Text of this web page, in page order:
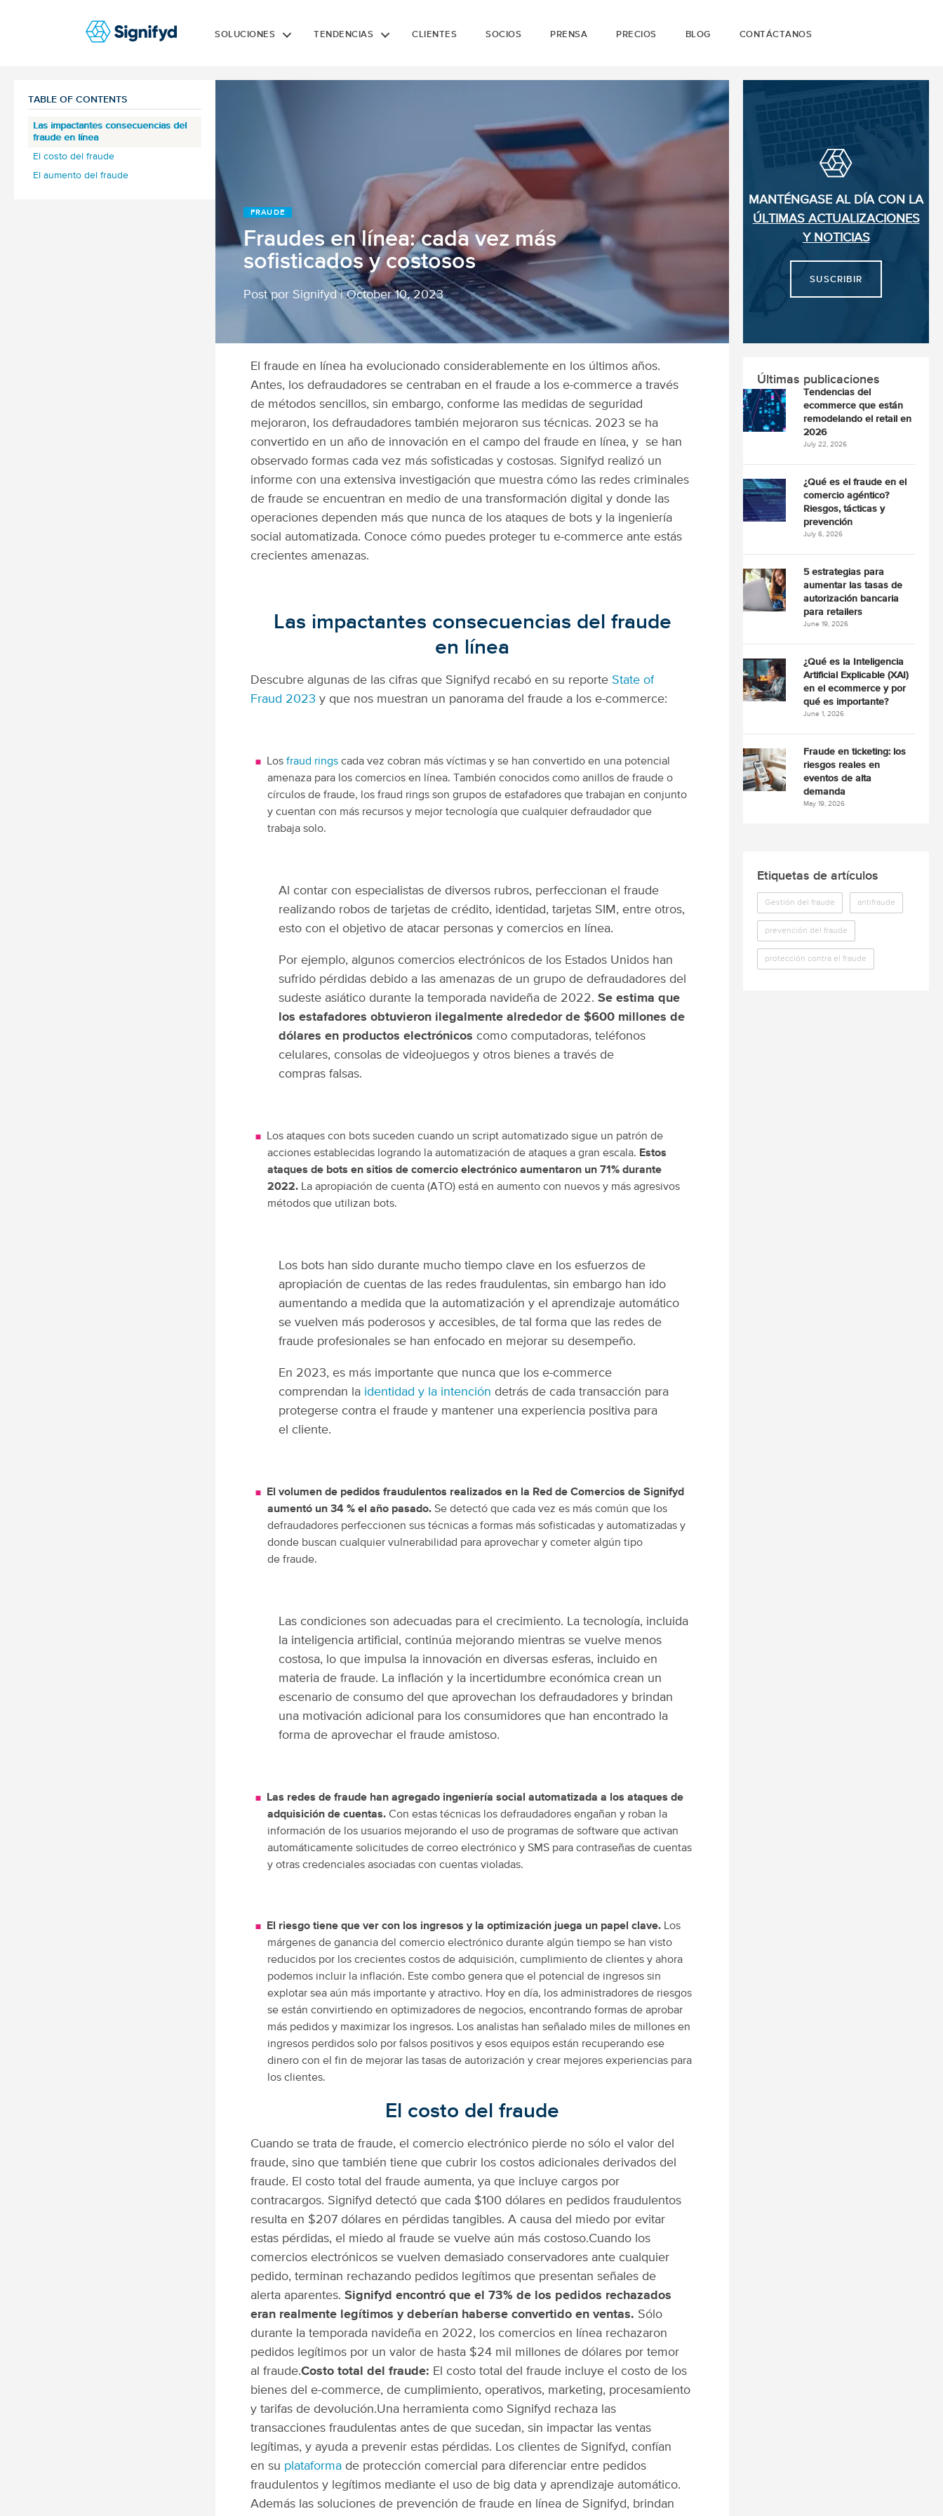
SOLUCIONES TENDENCIAS CLIENTES SOCIOS PRENSA PRECIOS BLOG CONTÁCTANOS
TABLE OF CONTENTS
Las impactantes consecuencias del
fraude en línea
El costo del fraude
El aumento del fraude
FRAUDE
Fraudes en línea: cada vez más
sofisticados y costosos
Post por Signifyd|October 10, 2023
MANTÉNGASE AL DÍA CON LA
ÚLTIMAS ACTUALIZACIONES
Y NOTICIAS
SUSCRIBIR
El fraude en línea ha evolucionado considerablemente en los últimos años.
Antes, los defraudadores se centraban en el fraude a los e-commerce a través
de métodos sencillos, sin embargo, conforme las medidas de seguridad
mejoraron, los defraudadores también mejoraron sus técnicas. 2023 se ha
convertido en un año de innovación en el campo del fraude en línea, y se han
observado formas cada vez más sofisticadas y costosas. Signifyd realizó un
informe con una extensiva investigación que muestra cómo las redes criminales
de fraude se encuentran en medio de una transformación digital y donde las
operaciones dependen más que nunca de los ataques de bots y la ingeniería
social automatizada. Conoce cómo puedes proteger tu e-commerce ante estás
crecientes amenazas.
Las impactantes consecuencias del fraude
en línea
Descubre algunas de las cifras que Signifyd recabó en su reporte State of
Fraud 2023 y que nos muestran un panorama del fraude a los e-commerce:
Los fraud rings cada vez cobran más víctimas y se han convertido en una potencial
amenaza para los comercios en línea. También conocidos como anillos de fraude o
círculos de fraude, los fraud rings son grupos de estafadores que trabajan en conjunto
y cuentan con más recursos y mejor tecnología que cualquier defraudador que
trabaja solo.
Al contar con especialistas de diversos rubros, perfeccionan el fraude
realizando robos de tarjetas de crédito, identidad, tarjetas SIM, entre otros,
esto con el objetivo de atacar personas y comercios en línea.
Por ejemplo, algunos comercios electrónicos de los Estados Unidos han
sufrido pérdidas debido a las amenazas de un grupo de defraudadores del
sudeste asiático durante la temporada navideña de 2022. Se estima que
los estafadores obtuvieron ilegalmente alrededor de $600 millones de
dólares en productos electrónicos como computadoras, teléfonos
celulares, consolas de videojuegos y otros bienes a través de
compras falsas.
Los ataques con bots suceden cuando un script automatizado sigue un patrón de
acciones establecidas logrando la automatización de ataques a gran escala. Estos
ataques de bots en sitios de comercio electrónico aumentaron un 71% durante
2022.La apropiación de cuenta (ATO) está en aumento con nuevos y más agresivos
métodos que utilizan bots.
Los bots han sido durante mucho tiempo clave en los esfuerzos de
apropiación de cuentas de las redes fraudulentas, sin embargo han ido
aumentando a medida que la automatización y el aprendizaje automático
se vuelven más poderosos y accesibles, de tal forma que las redes de
fraude profesionales se han enfocado en mejorar su desempeño.
En 2023, es más importante que nunca que los e-commerce
comprendan la identidad y la intención detrás de cada transacción para
protegerse contra el fraude y mantener una experiencia positiva para
el cliente.
El volumen de pedidos fraudulentos realizados en la Red de Comercios de Signifyd
aumentó un 34 % el año pasado. Se detectó que cada vez es más común que los
defraudadores perfeccionen sus técnicas a formas más sofisticadas y automatizadas y
donde buscan cualquier vulnerabilidad para aprovechar y cometer algún tipo
de fraude.
Las condiciones son adecuadas para el crecimiento. La tecnología, incluida
la inteligencia artificial, continúa mejorando mientras se vuelve menos
costosa, lo que impulsa la innovación en diversas esferas, incluido en
materia de fraude. La inflación y la incertidumbre económica crean un
escenario de consumo del que aprovechan los defraudadores y brindan
una motivación adicional para los consumidores que han encontrado la
forma de aprovechar el fraude amistoso.
Las redes de fraude han agregado ingeniería social automatizada a los ataques de
adquisición de cuentas.Con estas técnicas los defraudadores engañan y roban la
información de los usuarios mejorando el uso de programas de software que activan
automáticamente solicitudes de correo electrónico y SMS para contraseñas de cuentas
y otras credenciales asociadas con cuentas violadas.
El riesgo tiene que ver con los ingresos y la optimización juega un papel clave. Los
márgenes de ganancia del comercio electrónico durante algún tiempo se han visto
reducidos por los crecientes costos de adquisición, cumplimiento de clientes y ahora
podemos incluir la inflación. Este combo genera que el potencial de ingresos sin
explotar sea aún más importante y atractivo. Hoy en día, los administradores de riesgos
se están convirtiendo en optimizadores de negocios, encontrando formas de aprobar
más pedidos y maximizar los ingresos. Los analistas han señalado miles de millones en
ingresos perdidos solo por falsos positivos y esos equipos están recuperando ese
dinero con el fin de mejorar las tasas de autorización y crear mejores experiencias para
los clientes.
El costo del fraude
Cuando se trata de fraude, el comercio electrónico pierde no sólo el valor del
fraude, sino que también tiene que cubrir los costos adicionales derivados del
fraude. El costo total del fraude aumenta, ya que incluye cargos por
contracargos. Signifyd detectó que cada $100 dólares en pedidos fraudulentos
resulta en $207 dólares en pérdidas tangibles. A causa del miedo por evitar
estas pérdidas, el miedo al fraude se vuelve aún más costoso.Cuando los
comercios electrónicos se vuelven demasiado conservadores ante cualquier
pedido, terminan rechazando pedidos legítimos que presentan señales de
alerta aparentes. Signifyd encontró que el 73% de los pedidos rechazados
eran realmente legítimos y deberían haberse convertido en ventas. Sólo
durante la temporada navideña en 2022, los comercios en línea rechazaron
pedidos legítimos por un valor de hasta $24 mil millones de dólares por temor
al fraude.Costo total del fraude: El costo total del fraude incluye el costo de los
bienes del e-commerce, de cumplimiento, operativos, marketing, procesamiento
y tarifas de devolución.Una herramienta como Signifyd rechaza las
transacciones fraudulentas antes de que sucedan, sin impactar las ventas
legítimas, y ayuda a prevenir estas pérdidas. Los clientes de Signifyd, confían
en su plataformade protección comercial para diferenciar entre pedidos
fraudulentos y legítimos mediante el uso de big data y aprendizaje automático.
Además las soluciones de prevención de fraude en línea de Signifyd, brindan
Últimas publicaciones
Tendencias del
ecommerce que están
remodelando el retail en
2026
July 22, 2026
¿Qué es el fraude en el
comercio agéntico?
Riesgos, tácticas y
prevención
July 6, 2026
5 estrategias para
aumentar las tasas de
autorización bancaria
para retailers
June 19, 2026
¿Qué es la Inteligencia
Artificial Explicable (XAI)
en el ecommerce y por
qué es importante?
June 1, 2026
Fraude en ticketing: los
riesgos reales en
eventos de alta
demanda
May 19, 2026
Etiquetas de artículos
Gestión del fraude antifraude
prevención del fraude
protección contra el fraude